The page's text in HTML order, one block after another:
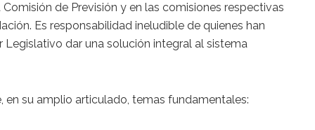
de Previsión y en las comisiones respectivas
Es responsabilidad ineludible de quienes han
Legislativo dar una solución integral al sistema
su amplio articulado, temas fundamentales: